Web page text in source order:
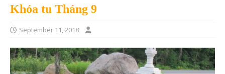
Khóa tu Tháng 9
September 11, 2018